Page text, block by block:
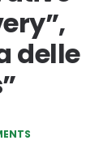
delle